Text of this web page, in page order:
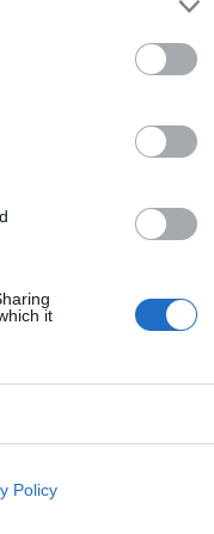
it
Policy
situatën alarmante,
shërbime në kushte